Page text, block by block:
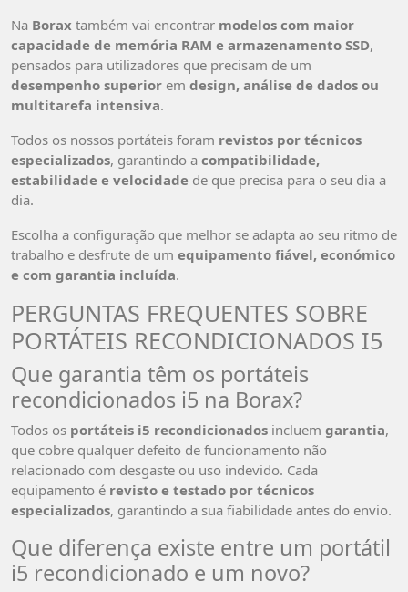
Na Borax também vai encontrar modelos com maior
capacidade de memória RAM e armazenamento SSD,
pensados para utilizadores que precisam de um
desempenho superior em design, análise de dados ou
multitarefa intensiva.
Todos os nossos portáteis foram revistos por técnicos
especializados, garantindo a compatibilidade,
estabilidade e velocidade de que precisa para o seu dia a
dia.
Escolha a configuração que melhor se adapta ao seu ritmo de
trabalho e desfrute de um equipamento fiável, económico
e com garantia incluída.
PERGUNTAS FREQUENTES SOBRE
PORTÁTEIS RECONDICIONADOS I5
Que garantia têm os portáteis
recondicionados i5 na Borax?
Todos os portáteis i5 recondicionados incluem garantia,
que cobre qualquer defeito de funcionamento não
relacionado com desgaste ou uso indevido. Cada
equipamento é revisto e testado por técnicos
especializados, garantindo a sua fiabilidade antes do envio.
Que diferença existe entre um portátil
i5 recondicionado e um novo?